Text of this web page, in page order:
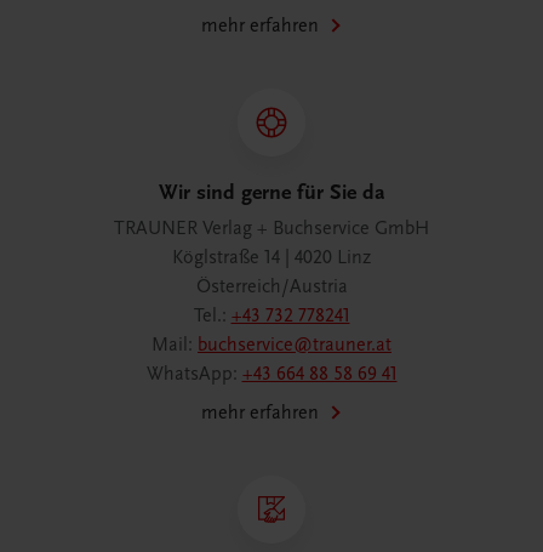
mehr erfahren
Wir sind gerne für Sie da
TRAUNER Verlag + Buchservice GmbH
Köglstraße 14 | 4020 Linz
Österreich/Austria
Tel.: +43 732 778241
Mail: buchservice@trauner.at
WhatsApp: +43 664 88 58 69 41
mehr erfahren